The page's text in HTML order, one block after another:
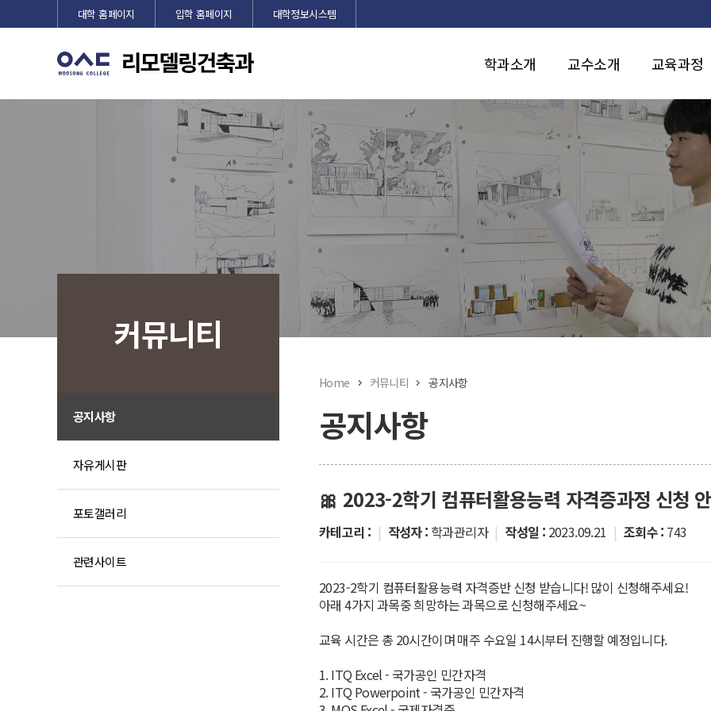
대학 홈페이지 입학 홈페이지 대학정보시스템
학과소개 교수소개 교육과정
커뮤니티
공지사항
자유게시판
포토갤러리
관련사이트
Home 커뮤니티 공지사항
공지사항
🎀 2023-2학기 컴퓨터활용능력 자격증과정 신청
카테고리 : | 작성자 : 학과관리자 | 작성일 : 2023.09.21 | 조회수 : 743
2023-2학기 컴퓨터활용능력 자격증반 신청 받습니다! 많이 신청해주세요!
아래 4가지 과목중 희망하는 과목으로 신청해주세요~
교육 시간은 총 20시간이며 매주 수요일 14시부터 진행할 예정입니다.
1. ITQ Excel - 국가공인 민간자격
2. ITQ Powerpoint - 국가공인 민간자격